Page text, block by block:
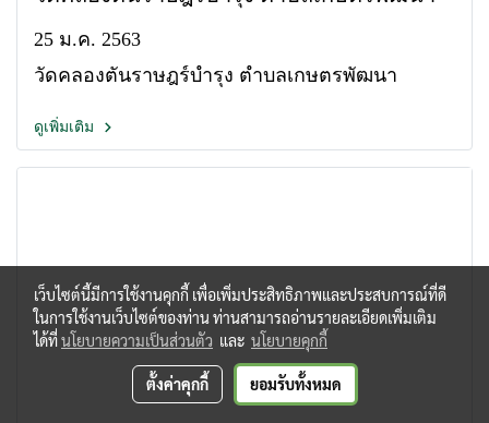
25 ม.ค. 2563
วัดคลองตันราษฎร์บำรุง ตำบลเกษตรพัฒนา
ดูเพิ่มเติม
เว็บไซต์นี้มีการใช้งานคุกกี้ เพื่อเพิ่มประสิทธิภาพและประสบการณ์ที่ดี
ในการใช้งานเว็บไซต์ของท่าน ท่านสามารถอ่านรายละเอียดเพิ่มเติม
ได้ที่นโยบายความเป็นส่วนตัว และ นโยบายคุกกี้
ตั้งค่าคุกกี้ ยอมรับทั้งหมด